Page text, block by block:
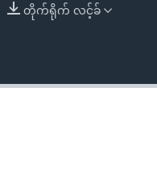
EMBED
တိုက်ရိုက် လင့်ခ်